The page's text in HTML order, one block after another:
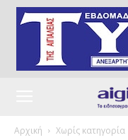
Αρχική Χωρίς κατηγορία